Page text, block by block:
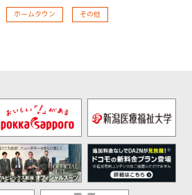
ホームタウン その他